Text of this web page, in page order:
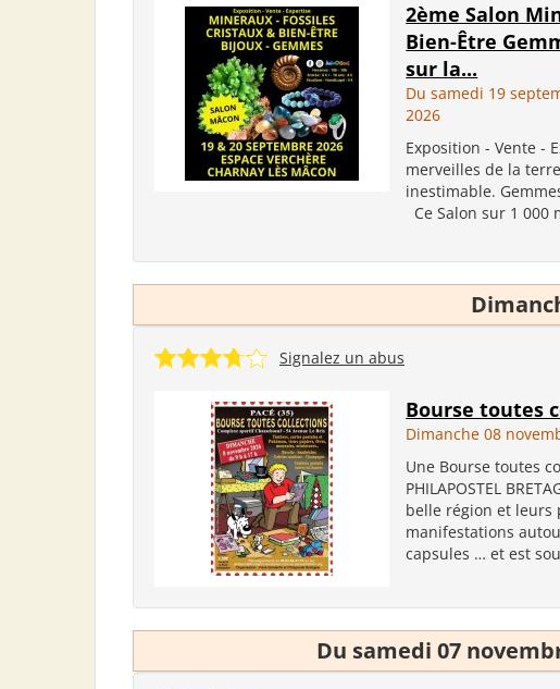
2ème Salon
Bien-Être
sur la...
Du samedi 19
2026
Exposition - Vente -
merveilles de la
inestimable.
Ce Salon sur 1 000
Signalez un abus
Bourse toutes
Dimanche 08
Une Bourse toutes
PHILAPOSTEL
belle région et leurs
manifestations
capsules … et est
Du samedi 07